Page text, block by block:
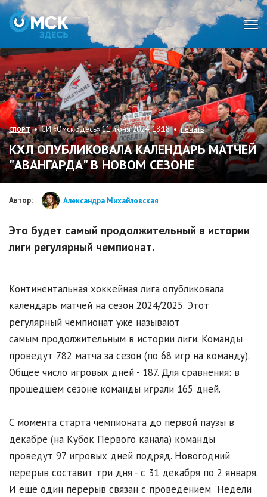
СПОРТ• СИ «Омск Здесь» 11 июня 2024, 18:18 •печать
КХЛ ОПУБЛИКОВАЛА КАЛЕНДАРЬ МАТЧЕЙ
"АВАНГАРДА" В НОВОМ СЕЗОНЕ
Автор: Александра Михайловская
Это будет самый продолжительный в истории
лиги регулярный чемпионат.
Континентальная хоккейная лига опубликовала
календарь матчей на сезон 2024/2025. Этот
регулярный чемпионат уже называют
самым продолжительным в истории лиги. Команды
проведут 782 матча за сезон (по 68 игр на команду).
Общее число игровых дней - 187. Для сравнения: в
прошедшем сезоне команды играли 165 дней.
С момента старта чемпионата до первой паузы в
декабре (на Кубок Первого канала) команды
проведут 97 игровых дней подряд. Новогодний
перерыв составит три дня - с 31 декабря по 2 января.
И ещё один перерыв связан с проведением "Недели